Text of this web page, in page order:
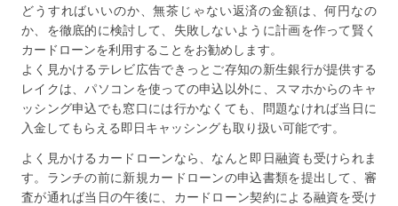
どうすればいいのか、無茶じゃない返済の金額は、何円なの
か、を徹底的に検討して、失敗しないように計画を作って賢く
カードローンを利用することをお勧めします。
よく見かけるテレビ広告できっとご存知の新生銀行が提供する
レイクは、パソコンを使っての申込以外に、スマホからのキャ
ッシング申込でも窓口には行かなくても、問題なければ当日に
入金してもらえる即日キャッシングも取り扱い可能です。
よく見かけるカードローンなら、なんと即日融資も受けられま
す。ランチの前に新規カードローンの申込書類を提出して、審
査が通れば当日の午後に、カードローン契約による融資を受け